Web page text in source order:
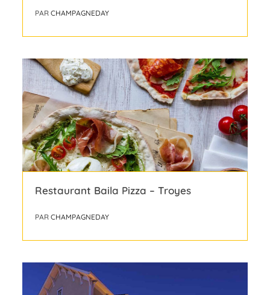
PAR CHAMPAGNEDAY
Restaurant Baila Pizza – Troyes
PAR CHAMPAGNEDAY